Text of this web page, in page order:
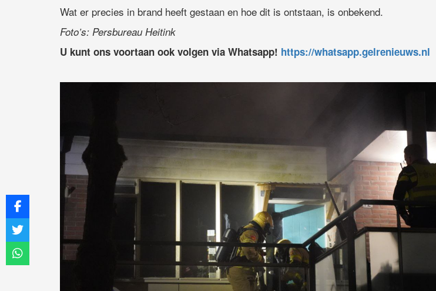
Wat er precies in brand heeft gestaan en hoe dit is ontstaan, is onbekend.
Foto’s: Persbureau Heitink
U kunt ons voortaan ook volgen via Whatsapp! https://whatsapp.gelrenieuws.nl